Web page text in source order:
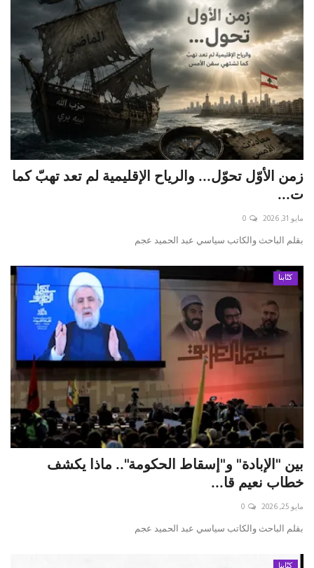
زمن الأوّل تحوّل... والرياح الإقليمية لم تعد تهبّ كما
ت...
مايو 31, 2026 0
بقلم الباحث والكاتب سياسي عبد الحميد عجم
كتّابنا
بين "الإبادة" و"إسقاط الحكومة".. ماذا يكشف
خطاب نعيم قا...
مايو 25, 2026 0
بقلم الباحث والكاتب سياسي عبد الحميد عجم